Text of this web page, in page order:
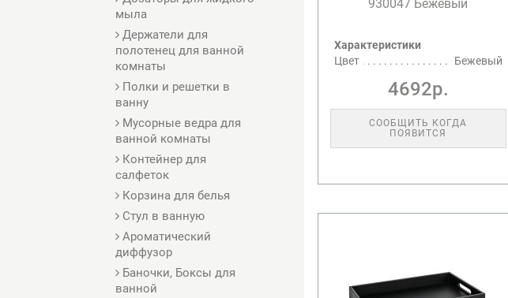
мыла
Держатели для
полотенец для ванной
комнаты
Полки и решетки в
ванну
Мусорные ведра для
ванной комнаты
Контейнер для
салфеток
Корзина для белья
Стул в ванную
Ароматический
диффузор
Баночки, Боксы для
ванной
930047 Бежевый
Характеристики
Цвет
Бежевый
4692р.
СООБЩИТЬ КОГДА
ПОЯВИТСЯ